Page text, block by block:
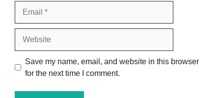
Save my name, email, and website in this browser
for the next time I comment.